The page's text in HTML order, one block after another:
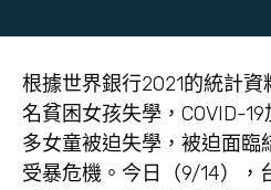
根據世界銀行2021的統計資
名貧困女孩失學，COVID-
多女童被迫失學，被迫面臨
受暴危機。今日（9/14），